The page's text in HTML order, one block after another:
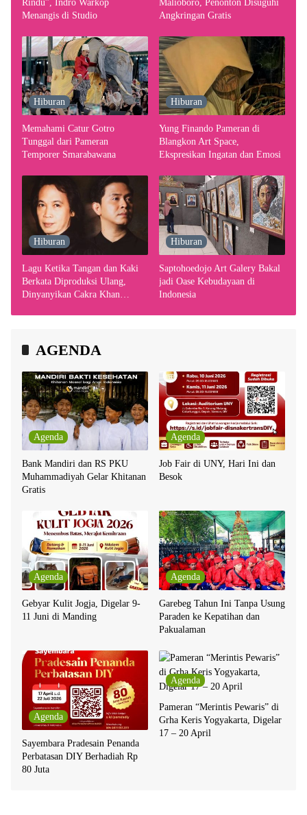
Rindu”, Indro Warkop
Menangis di Studio
Malioboro, Penonton Disuguhi
Angkringan Gratis
Hiburan
Memahami Catur Gotro
Tunggal dari Pameran
Temporer Smarabawana
Hiburan
Yung Finando Pameran di
Blangkon Art Space,
Ekspresikan Ingatan dan Emosi
Hiburan
Lagu Ketika Tangan dan Kaki
Berkata Diproduksi Ulang,
Dinyanyikan Cakra Khan
Hiburan
Saptohoedojo Art Galery Bakal
jadi Oase Kebudayaan di
Indonesia
AGENDA
Agenda
Bank Mandiri dan RS PKU
Muhammadiyah Gelar Khitanan
Gratis
Agenda
Job Fair di UNY, Hari Ini dan
Besok
Agenda
Gebyar Kulit Jogja, Digelar 9-
11 Juni di Manding
Agenda
Garebeg Tahun Ini Tanpa Usung
Paraden ke Kepatihan dan
Pakualaman
Agenda
Sayembara Pradesain Penanda
Perbatasan DIY Berhadiah Rp
80 Juta
Agenda
Pameran “Merintis Pewaris” di
Grha Keris Yogyakarta, Digelar
17 – 20 April